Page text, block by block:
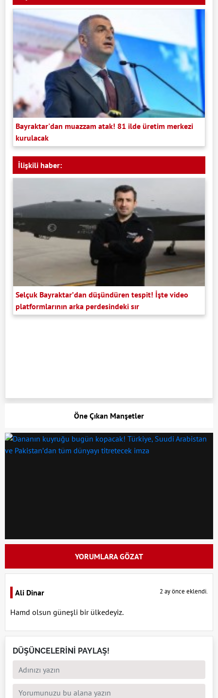
Bayraktar'dan muazzam atak! 81 ilde üretim merkezi
kurulacak
İlişkili haber:
Selçuk Bayraktar’dan düşündüren tespit! İşte video
platformlarının arka perdesindeki sır
Öne Çıkan Manşetler
YORUMLARA GÖZAT
Ali Dinar 2 ay önce eklendi.
Hamd olsun güneşli bir ülkedeyiz.
DÜŞÜNCELERİNİ PAYLAŞ!